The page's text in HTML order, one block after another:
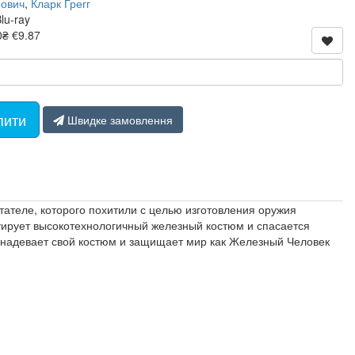
ray
€9.87
Швидке замовлення
которого похитили с целью изготовления оружия
высокотехнологичный железный костюм и спасается
свой костюм и защищает мир как Железный Человек